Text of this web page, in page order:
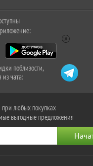
поблизости,
из чата:
любых покупках
выгодные предложения